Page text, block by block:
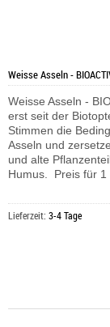
Weisse Asseln -
Weisse Asseln -
erst seit der
Stimmen die
Asseln und
und alte
Humus. Preis für 1
Lieferzeit: 3-4 Tage